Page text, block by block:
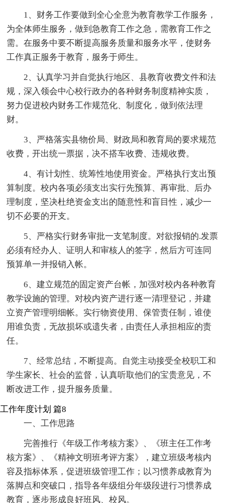
1、财务工作要做到全心全意为教育教学工作服务，
为全体师生服务，做到急教育工作之急，需教育工作之
需。在服务中要不断提高服务质量和服务水平，使财务
工作真正服务于教育，服务于师生。
2、认真学习并自觉执行地区、县教育收费文件和法
规，深入领会中心校行政办的各种财务制度精神实质，
努力促进校内财务工作规范化、制度化，做到依法理
财。
3、严格落实县物价局、财政局和教育局的要求规范
收费，开出统一票据，决不搭车收费、违规收费。
4、有计划性、统筹性地使用资金。严格执行支出预
算制度。校内各项必须支出实行先预算、再审批、后办
理制度，坚决杜绝资金支出的随意性和盲目性，减少一
切不必要的开支。
5、严格实行财务审批一支笔制度。对欲报销的.发票
必须有经办人、证明人和审核人的签字，然后方可连同
预算单一并报销入帐。
6、建立规范的固定资产台帐，加强对校内各种教育
教学设施的管理。对校内资产进行逐一清理登记，并建
立资产管理明细帐。实行物资使用、保管责任制，谁使
用谁负责，无故损坏或遗失者，由责任人承担相应的责
任。
7、经常总结，不断提高。自觉主动接受全校职工和
学生家长、社会的监督，认真听取他们的宝贵意见，不
断改进工作，提升服务质量。
工作年度计划 篇8
一、工作思路
完善推行《年级工作考核方案》、《班主任工作考
核方案》、《精神文明班考评方案》，建立班级考核内
容及指标体系，促进班级管理工作；以习惯养成教育为
落脚点和突破口，指导各年级组分年级段进行习惯养成
教育，逐步形成良好班风、校风。